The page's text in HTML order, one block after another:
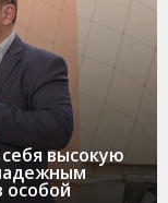
высокую
особой